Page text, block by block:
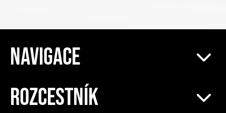
NAVIGACE
ROZCESTNÍK